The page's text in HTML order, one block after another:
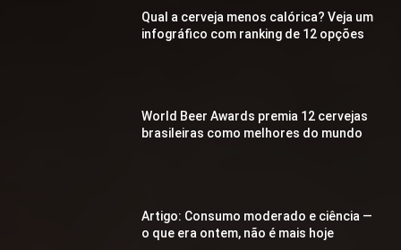
Qual a cerveja menos calórica? Veja um
infográfico com ranking de 12 opções
World Beer Awards premia 12 cervejas
brasileiras como melhores do mundo
Artigo: Consumo moderado e ciência —
o que era ontem, não é mais hoje